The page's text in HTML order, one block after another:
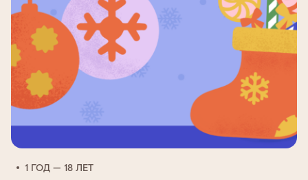
1 ГОД — 18 ЛЕТ